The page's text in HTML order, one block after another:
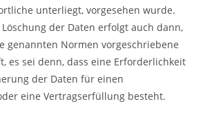
unterliegt, vorgesehen wurde.
der Daten erfolgt auch dann,
genannten Normen vorgeschriebene
es sei denn, dass eine Erforderlichkeit
der Daten für einen
eine Vertragserfüllung besteht.